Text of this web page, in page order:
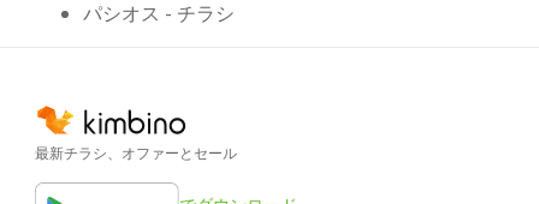
パシオス - チラシ
最新チラシ、オファーとセール